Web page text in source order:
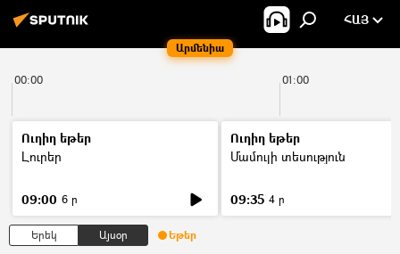
Արմենիա
ՀԱՅ
00:00 01:00
Ուղիղ եթեր
Լուրեր
09:00 6 ր
Ուղիղ եթեր
Մամուլի տեսություն
09:35 4 ր
Երեկ Այսօր Եթեր